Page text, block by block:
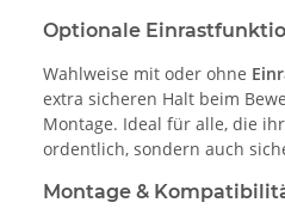
Optionale
Wahlweise mit oder ohne
extra sicheren Halt beim
Montage. Ideal für alle, die
ordentlich, sondern auch
Montage &